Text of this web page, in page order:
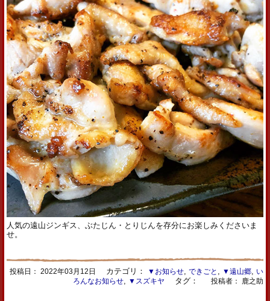
人気の遠山ジンギス、ぶたじん・とりじんを存分にお楽しみくださいま
せ。
投稿日： 2022年03月12日 カテゴリ： ▼お知らせ, できごと , ▼遠山郷, い
ろんなお知らせ, ▼スズキヤ タグ： 投稿者： 鹿之助